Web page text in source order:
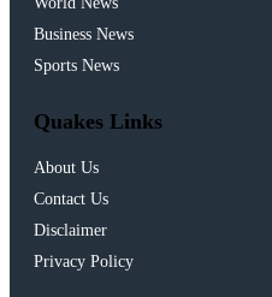
Business News
Sports News
Quakes Links
About Us
Contact Us
Disclaimer
Privacy Policy